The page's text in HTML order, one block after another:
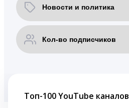
Топ-100 YouTube каналов